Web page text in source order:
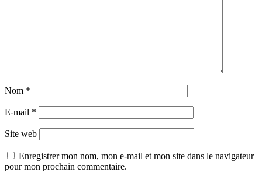
Nom *
E-mail *
Site web
Enregistrer mon nom, mon e-mail et mon site dans le navigateur
pour mon prochain commentaire.